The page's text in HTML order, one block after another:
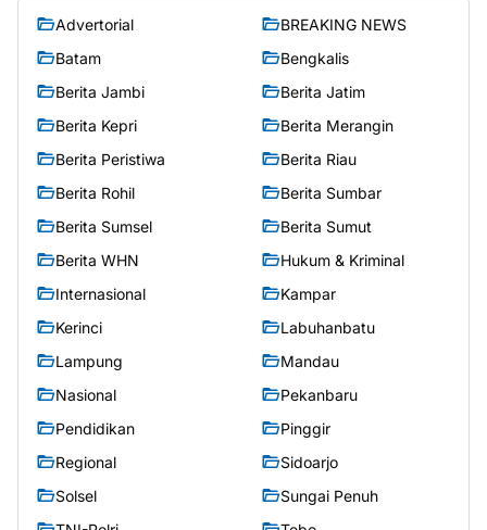
Advertorial
BREAKING NEWS
Batam
Bengkalis
Berita Jambi
Berita Jatim
Berita Kepri
Berita Merangin
Berita Peristiwa
Berita Riau
Berita Rohil
Berita Sumbar
Berita Sumsel
Berita Sumut
Berita WHN
Hukum & Kriminal
Internasional
Kampar
Kerinci
Labuhanbatu
Lampung
Mandau
Nasional
Pekanbaru
Pendidikan
Pinggir
Regional
Sidoarjo
Solsel
Sungai Penuh